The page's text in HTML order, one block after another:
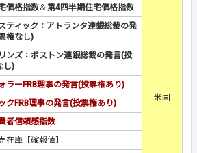
米国
価格指数＆第4四半期住宅価格指数
ティック：アトランタ連銀総裁の発
権なし)
ンズ：ボストン連銀総裁の発言(投
し)
ラーFRB理事の発言(投票権あり)
クFRB理事の発言(投票権あり)
者信頼感指数
在庫【確報値】